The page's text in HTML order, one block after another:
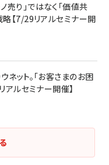
売り」ではなく「価値共
【7/29リアルセミナー開
ット。「お客さまのお困
アルセミナー開催】